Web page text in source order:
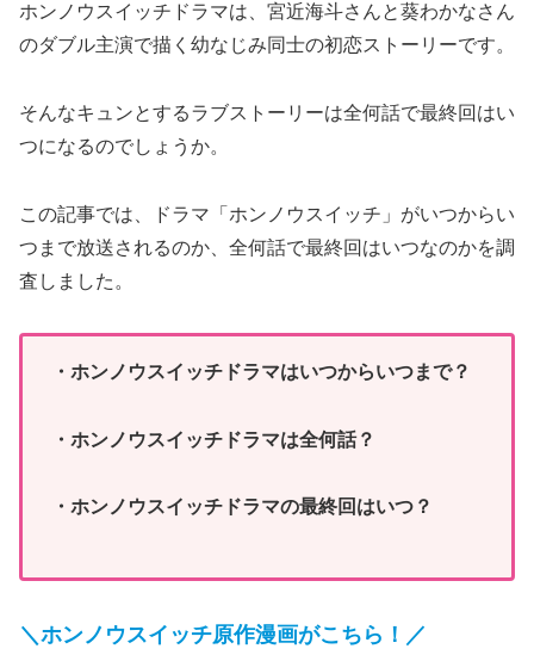
ホンノウスイッチドラマは、宮近海斗さんと葵わかなさん
のダブル主演で描く幼なじみ同士の初恋ストーリーです。
そんなキュンとするラブストーリーは全何話で最終回はい
つになるのでしょうか。
この記事では、ドラマ「ホンノウスイッチ」がいつからい
つまで放送されるのか、全何話で最終回はいつなのかを調
査しました。
・ホンノウスイッチドラマはいつからいつまで？
・ホンノウスイッチドラマは全何話？
・ホンノウスイッチドラマの最終回はいつ？
＼ホンノウスイッチ原作漫画がこちら！／